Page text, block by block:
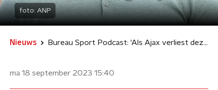
foto: ANP
Nieuws Bureau Sport Podcast: 'Als Ajax verliest deze week ligt Steijn eruit'
ma 18 september 2023 15:40